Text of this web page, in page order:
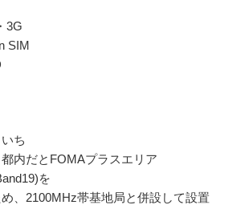
3G
SIM
ち
内だとFOMAプラスエリア
を
、2100MHz帯基地局と併設して設置